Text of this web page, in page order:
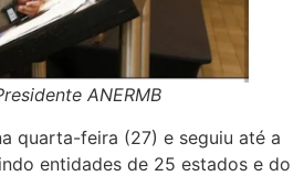
ANERMB
quarta-feira (27) e seguiu até a
entidades de 25 estados e do